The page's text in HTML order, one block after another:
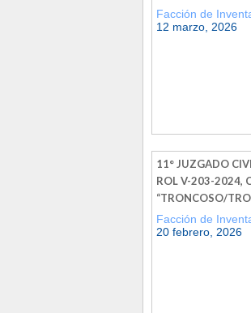
Facción de
12 marzo, 2026
11° JUZGADO
ROL V-203-2024,
“TRONCOSO/
Facción de
20 febrero, 2026